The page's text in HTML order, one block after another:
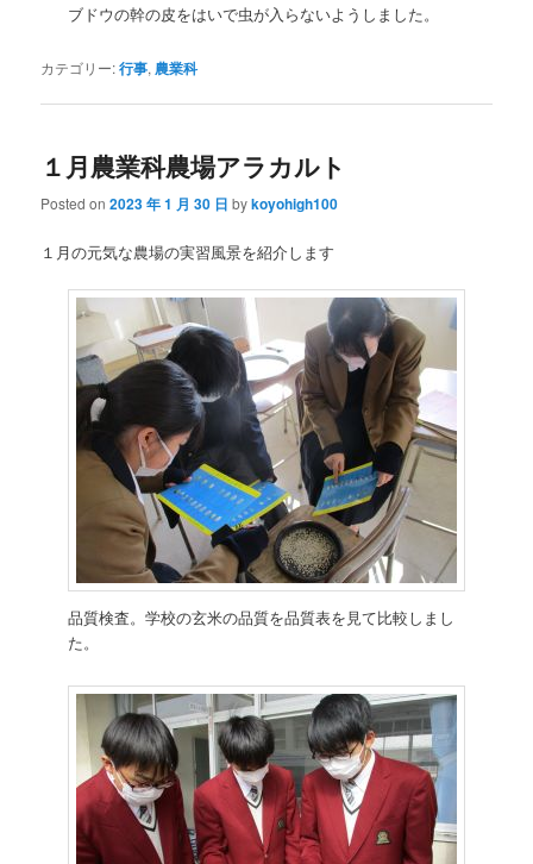
ブドウの幹の皮をはいで虫が入らないようしました。
カテゴリー:行事, 農業科
１月農業科農場アラカルト
Posted on2023 年 1 月 30 日 bykoyohigh100
１月の元気な農場の実習風景を紹介します
品質検査。学校の玄米の品質を品質表を見て比較しまし
た。